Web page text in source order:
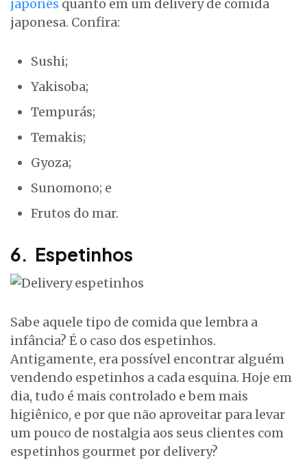
japonês quanto em um delivery de comida
japonesa. Confira:
Sushi;
Yakisoba;
Tempurás;
Temakis;
Gyoza;
Sunomono; e
Frutos do mar.
6. Espetinhos
Sabe aquele tipo de comida que lembra a
infância? É o caso dos espetinhos.
Antigamente, era possível encontrar alguém
vendendo espetinhos a cada esquina. Hoje em
dia, tudo é mais controlado e bem mais
higiênico, e por que não aproveitar para levar
um pouco de nostalgia aos seus clientes com
espetinhos gourmet por delivery?